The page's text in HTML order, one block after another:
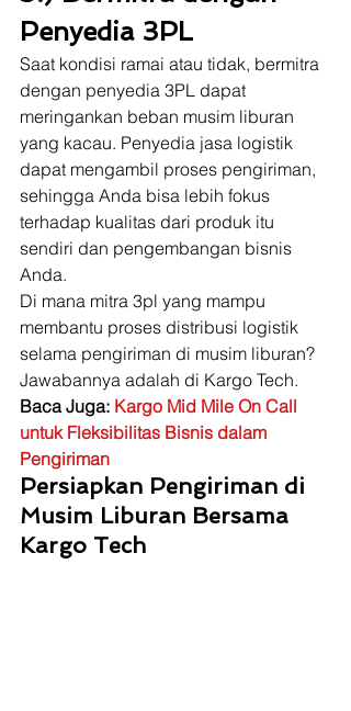
Penyedia 3PL
Saat kondisi ramai atau tidak, bermitra
dengan penyedia 3PL dapat
meringankan beban musim liburan
yang kacau. Penyedia jasa logistik
dapat mengambil proses pengiriman,
sehingga Anda bisa lebih fokus
terhadap kualitas dari produk itu
sendiri dan pengembangan bisnis
Anda.
Di mana mitra 3pl yang mampu
membantu proses distribusi logistik
selama pengiriman di musim liburan?
Jawabannya adalah di Kargo Tech.
Baca Juga: Kargo Mid Mile On Call
untuk Fleksibilitas Bisnis dalam
Pengiriman
Persiapkan Pengiriman di
Musim Liburan Bersama
Kargo Tech